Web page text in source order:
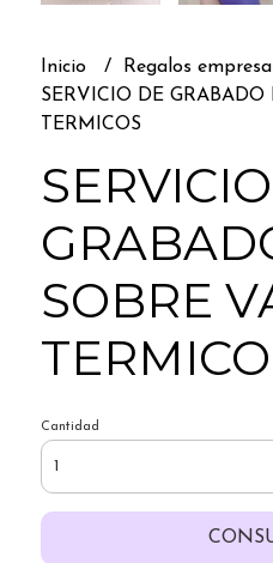
Inicio
Regalos
SERVICIO DE GRABADO
TERMICOS
SOBRE
Cantidad